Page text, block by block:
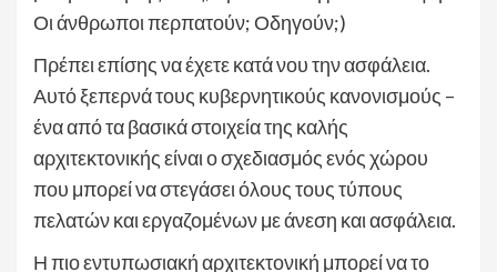
Οι άνθρωποι περπατούν; Οδηγούν;)
Πρέπει επίσης να έχετε κατά νου την ασφάλεια.
Αυτό ξεπερνά τους κυβερνητικούς κανονισμούς –
ένα από τα βασικά στοιχεία της καλής
αρχιτεκτονικής είναι ο σχεδιασμός ενός χώρου
που μπορεί να στεγάσει όλους τους τύπους
πελατών και εργαζομένων με άνεση και ασφάλεια.
Η πιο εντυπωσιακή αρχιτεκτονική μπορεί να το